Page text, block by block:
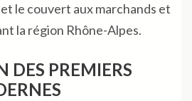
le couvert aux marchands et
la région Rhône-Alpes.
DES PREMIERS